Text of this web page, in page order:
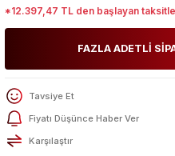
*12.397,47 TL den başlayan
FAZLA ADETLİ
Tavsiye Et
Fiyatı Düşünce Haber Ver
Karşılaştır